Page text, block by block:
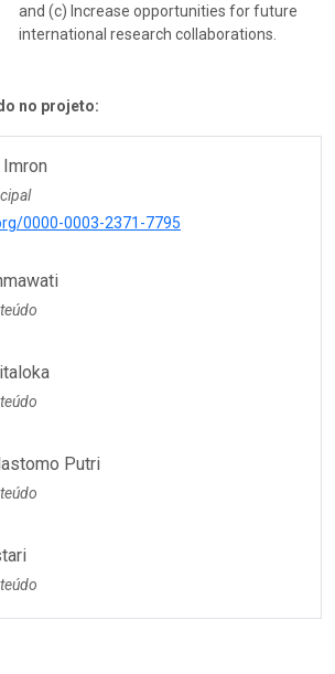
and (c) Increase opportunities for future
international research collaborations.
no projeto:
0000-0003-2371-7795
Putri